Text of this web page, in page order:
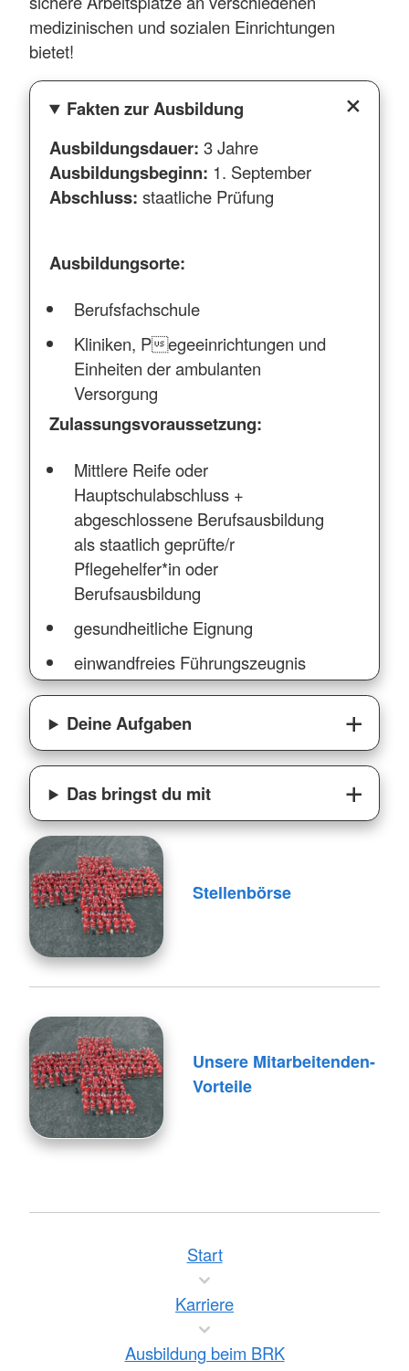
medizinischen und sozialen Einrichtungen
bietet!
Fakten zur Ausbildung
Ausbildungsdauer: 3 Jahre
Ausbildungsbeginn: 1. September
Abschluss: staatliche Prüfung
Ausbildungsorte:
Berufsfachschule
Kliniken, Pegeeinrichtungen und
Einheiten der ambulanten
Versorgung
Zulassungsvoraussetzung:
Mittlere Reife oder
Hauptschulabschluss +
abgeschlossene Berufsausbildung
als staatlich geprüfte/r
Pflegehelfer*in oder
Berufsausbildung
gesundheitliche Eignung
einwandfreies Führungszeugnis
Deine Aufgaben
Das bringst du mit
Stellenbörse
Unsere Mitarbeitenden-
Vorteile
Start
Karriere
Ausbildung beim BRK